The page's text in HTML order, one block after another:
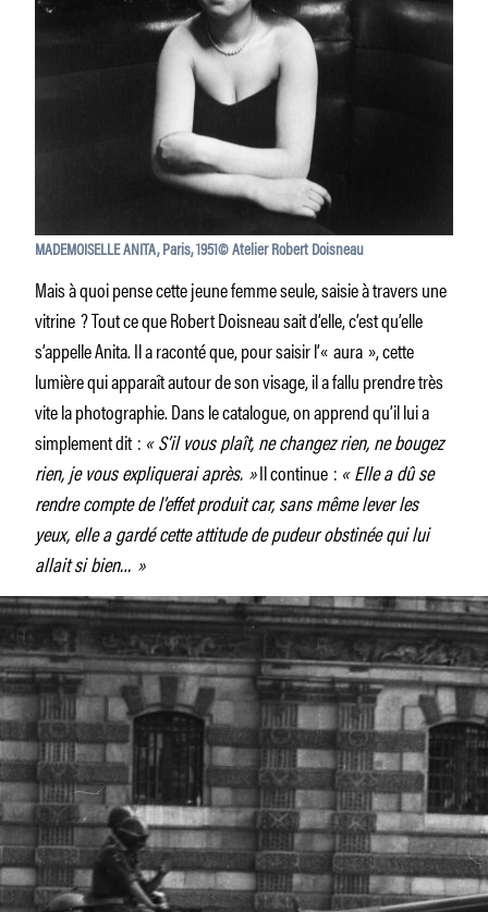
MADEMOISELLE ANITA, Paris, 1951© Atelier Robert Doisneau
Mais à quoi pense cette jeune femme seule, saisie à travers une
vitrine ? Tout ce que Robert Doisneau sait d’elle, c’est qu’elle
s’appelle Anita. Il a raconté que, pour saisir l’« aura », cette
lumière qui apparaît autour de son visage, il a fallu prendre très
vite la photographie. Dans le catalogue, on apprend qu’il lui a
simplement dit : « S’il vous plaît, ne changez rien, ne bougez
rien, je vous expliquerai après. »Il continue : « Elle a dû se
rendre compte de l’effet produit car, sans même lever les
yeux, elle a gardé cette attitude de pudeur obstinée qui lui
allait si bien… »